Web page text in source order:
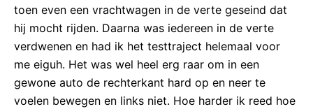
toen even een vrachtwagen in de verte geseind dat
hij mocht rijden. Daarna was iedereen in de verte
verdwenen en had ik het testtraject helemaal voor
me eiguh. Het was wel heel erg raar om in een
gewone auto de rechterkant hard op en neer te
voelen bewegen en links niet. Hoe harder ik reed hoe